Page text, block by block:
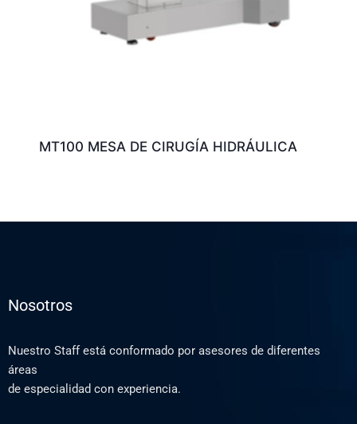
MT100 MESA DE CIRUGÍA HIDRÁULICA
Nosotros
Nuestro Staff está conformado por asesores de diferentes
áreas
de especialidad con experiencia.